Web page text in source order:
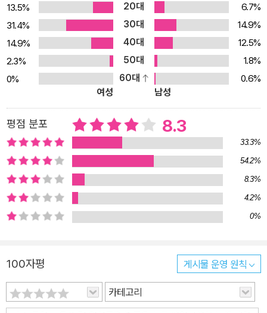
13.5%
20대
6.7%
31.4%
30대
14.9%
14.9%
40대
12.5%
2.3%
50대
1.8%
0%
60대
0.6%
여성
남성
평점 분포 8.3
33.3%
54.2%
8.3%
4.2%
0%
100자평 게시물 운영 원칙
카테고리